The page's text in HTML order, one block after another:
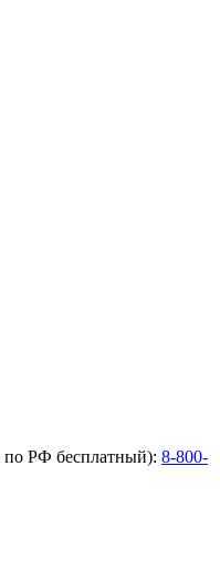
по РФ бесплатный): 8-800-